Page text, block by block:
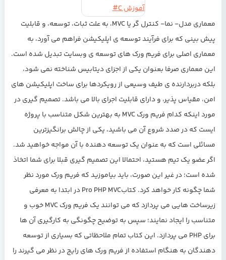
آموزش C#
معماری مدل- نما- کنترل گر یا MVC، به علت ثبات، توسعه، و قابلیت
پیش بینی که برای فرآیند توسعه ی اپلیکیشن فراهم می آورد، به
معماری اصلی برای فریم ورک های توسعه ی وبسایت تبدیل شده است.
این معماری صرفا بعنوان یکی از اجزای دیتابیس شناخته نمی شود،
بلکه دربردارنده ی طیف وسیعی از رویکردها برای ساخت اپلیکیشن های
امن، مقیاس پذیر، و دارای قابلیت اجرای بالا می باشد. تصمیم گیری در
مورد اینکه کدام فریم ورک MVC به بهترین شکل متناسب با پروژه
ایست که در صدد شروع آن می باشید، یکی از چالش برانگیزترین
مسائلی است که به عنوان یک توسعه دهنده با آن مواجه خواهید شد.
اگر عضو یک تیم هستید، احتمالا این تصمیم گیری قبلا برای شما اتخاذ
شده است؛ در غیر این صورت، باید بیاموزید که فریم ورک مورد نظر
شما چگونه کار خواهد کرد. کتابPro PHP MVCدر ابتدا به معرفی
زیرساخت هایی می پردازد که می توانند یک فریم ورک MVC خوب و
متناسب را ایجاد نمایند؛ سپس به توضیح چگونگی به کارگیری آن ها
برای PHP می پردازد. این کتاب تمام ملاحظاتی که بسیاری از توسعه
دهندگان به هنگام استفاده از فریم ورک های رایج در نظر می گیرند را